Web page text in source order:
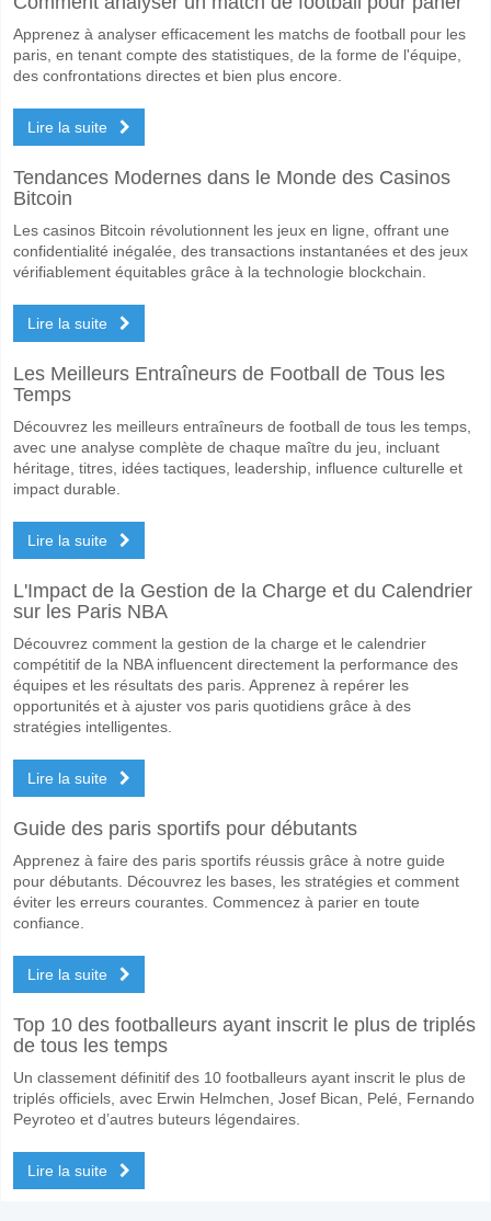
Quelle est l'équipe favorite pour gagner entre KuPS
KuPS Kuopio pour le Gagnant du match, avec une probabilité de 64%
Les deux équipes marqueront-elles dans le match
Oui pour Les Deux Équipes Marquent, avec un pourcentage de 59%.
Quel sera le résultat correct attendu entre KuPS
Sur le côté risqué, vous pouvez essayer le Résultat Correct de 3-1
Apprenez à analyser efficacement les matchs de football pour les
paris, en tenant compte des statistiques, de la forme de l'équipe,
des confrontations directes et bien plus encore.
Lire la suite
Tendances Modernes dans le Monde des Casinos
Bitcoin
Les casinos Bitcoin révolutionnent les jeux en ligne, offrant une
confidentialité inégalée, des transactions instantanées et des jeux
vérifiablement équitables grâce à la technologie blockchain.
Lire la suite
Les Meilleurs Entraîneurs de Football de Tous les
Temps
Découvrez les meilleurs entraîneurs de football de tous les temps,
avec une analyse complète de chaque maître du jeu, incluant
héritage, titres, idées tactiques, leadership, influence culturelle et
impact durable.
Lire la suite
L'Impact de la Gestion de la Charge et du Calendrier
sur les Paris NBA
Découvrez comment la gestion de la charge et le calendrier
compétitif de la NBA influencent directement la performance des
équipes et les résultats des paris. Apprenez à repérer les
opportunités et à ajuster vos paris quotidiens grâce à des
stratégies intelligentes.
Lire la suite
Guide des paris sportifs pour débutants
Apprenez à faire des paris sportifs réussis grâce à notre guide
pour débutants. Découvrez les bases, les stratégies et comment
éviter les erreurs courantes. Commencez à parier en toute
confiance.
Lire la suite
Top 10 des footballeurs ayant inscrit le plus de triplés
de tous les temps
Un classement définitif des 10 footballeurs ayant inscrit le plus de
triplés officiels, avec Erwin Helmchen, Josef Bican, Pelé, Fernando
Peyroteo et d’autres buteurs légendaires.
Lire la suite